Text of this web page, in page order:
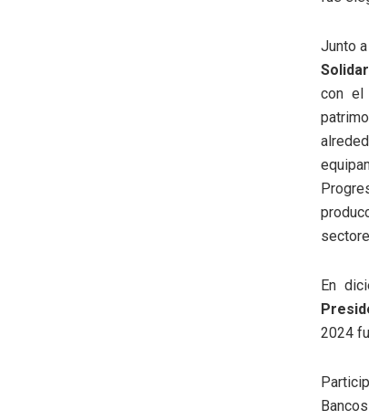
Junto
con el
En
2024